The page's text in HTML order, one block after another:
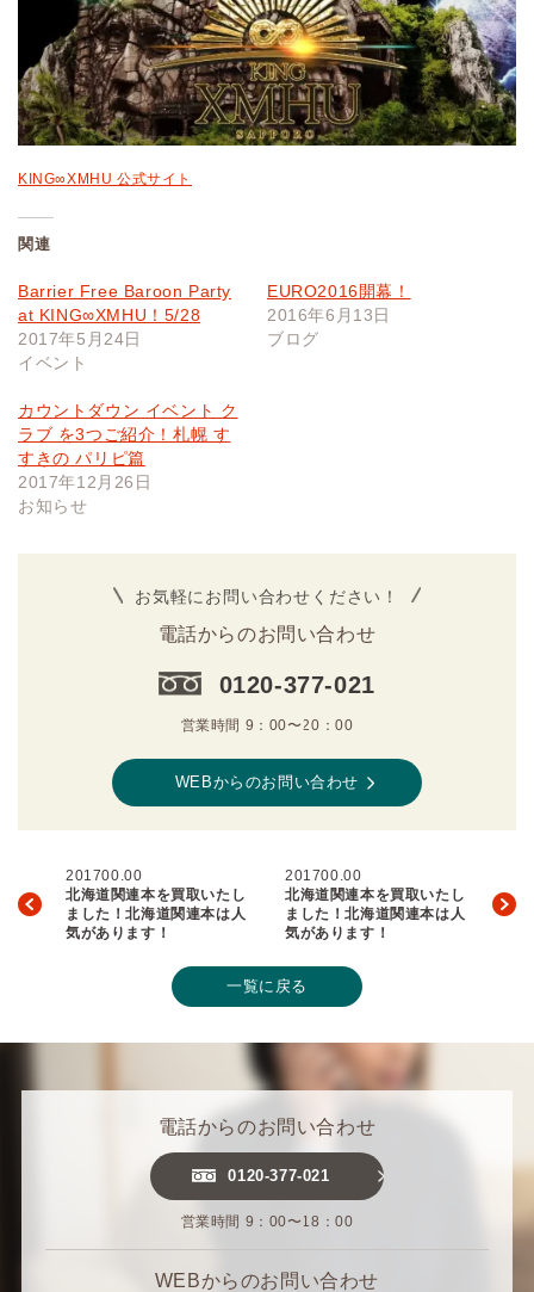
KING∞XMHU 公式サイト
関連
Barrier Free Baroon Party
at KING∞XMHU！5/28
2017年5月24日
イベント
EURO2016開幕！
2016年6月13日
ブログ
カウントダウン イベント ク
ラブ を3つご紹介！札幌 す
すきの パリピ篇
2017年12月26日
お知らせ
お気軽にお問い合わせください！
電話からのお問い合わせ
0120-377-021
営業時間 9：00〜20：00
WEBからのお問い合わせ
201700.00
北海道関連本を買取いたし
ました！北海道関連本は人
気があります！
201700.00
北海道関連本を買取いたし
ました！北海道関連本は人
気があります！
一覧に戻る
電話からのお問い合わせ
0120-377-021
営業時間 9：00〜18：00
WEBからのお問い合わせ